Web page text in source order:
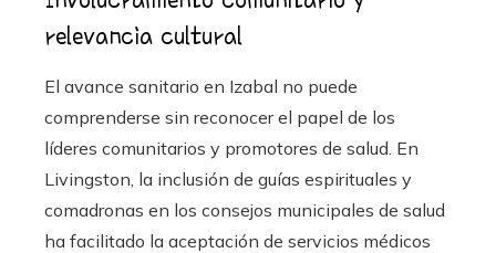
relevancia cultural
El avance sanitario en Izabal no puede
comprenderse sin reconocer el papel de los
líderes comunitarios y promotores de salud. En
Livingston, la inclusión de guías espirituales y
comadronas en los consejos municipales de salud
ha facilitado la aceptación de servicios médicos